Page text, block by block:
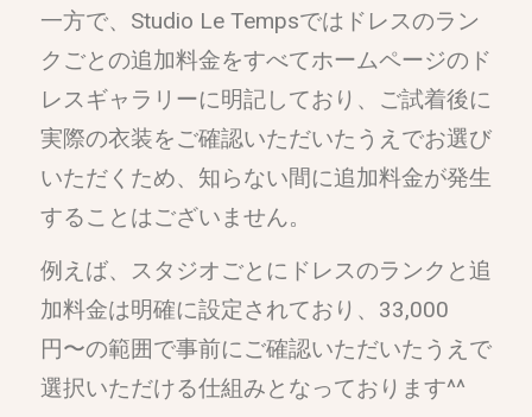
一方で、Studio Le Tempsではドレスのラン
クごとの追加料金をすべてホームページのド
レスギャラリーに明記しており、ご試着後に
実際の衣装をご確認いただいたうえでお選び
いただくため、知らない間に追加料金が発生
することはございません。
例えば、スタジオごとにドレスのランクと追
加料金は明確に設定されており、 33,000
円〜の範囲で事前にご確認いただいたうえで
選択いただける仕組みとなっております^^